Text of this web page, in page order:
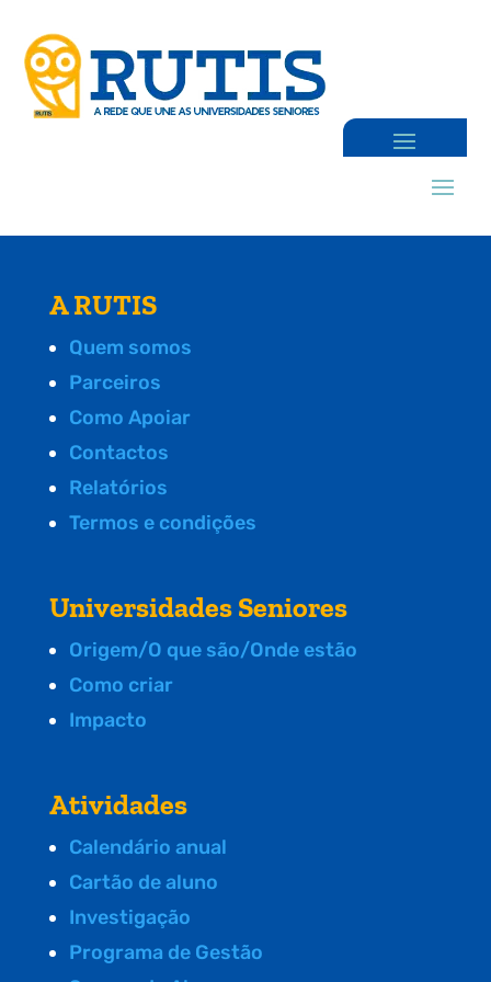
A RUTIS
Quem somos
Parceiros
Como Apoiar
Contactos
Relatórios
Termos e condições
Universidades Seniores
Origem/O que são/Onde estão
Como criar
Impacto
Atividades
Calendário anual
Cartão de aluno
Investigação
Programa de Gestão